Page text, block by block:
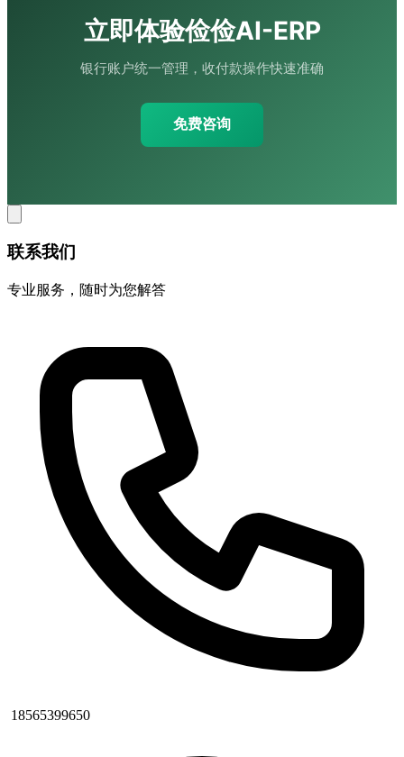
立即体验俭俭AI-ERP
银行账户统一管理，收付款操作快速准确
免费咨询
联系我们
专业服务，随时为您解答
18565399650